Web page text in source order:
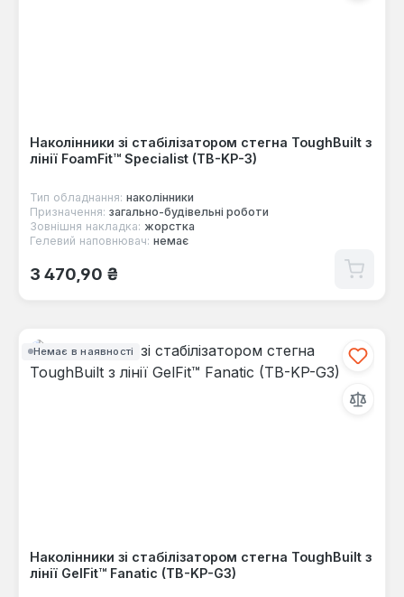
Наколінники зі стабілізатором стегна ToughBuilt з
лінії FoamFit™ Specialist (TB-KP-3)
Тип обладнання: наколінники
Призначення: загально-будівельні роботи
Зовнішня накладка: жорстка
Гелевий наповнювач: немає
Звичайна ціна:
3 470,90 ₴
Немає в наявності
Наколінники зі стабілізатором стегна ToughBuilt з
лінії GelFit™ Fanatic (TB-KP-G3)